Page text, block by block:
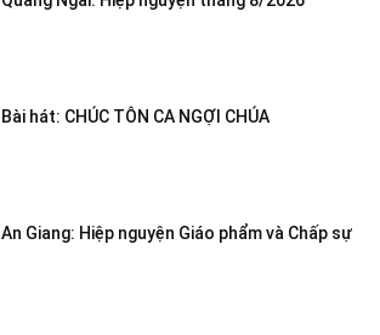
Bài hát: CHÚC TÔN CA NGỢI CHÚA
An Giang: Hiệp nguyện Giáo phẩm và Chấp sự